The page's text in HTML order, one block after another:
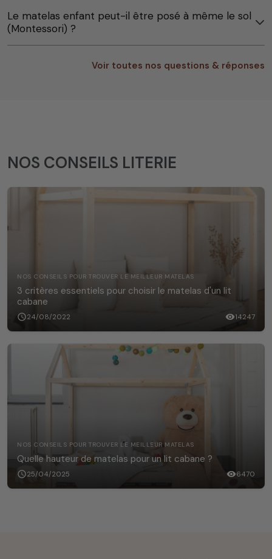
Le matelas enfant peut-il être posé à même le sol
(Montessori) ?
Voir toutes nos questions & réponses
NOS CONSEILS LITERIE
NOS CONSEILS POUR TROUVER LE MEILLEUR MATELAS
3 critères essentiels pour choisir le matelas d'un lit
cabane
schedule24/08/2022 visibility14247
NOS CONSEILS POUR TROUVER LE MEILLEUR MATELAS
Quelle hauteur de matelas pour un lit cabane ?
schedule25/04/2025 visibility6470